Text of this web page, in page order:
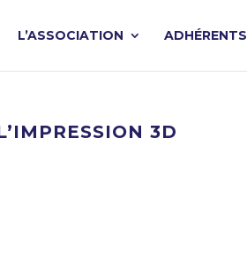
L’ASSOCIATION ADHÉRENTS
3D